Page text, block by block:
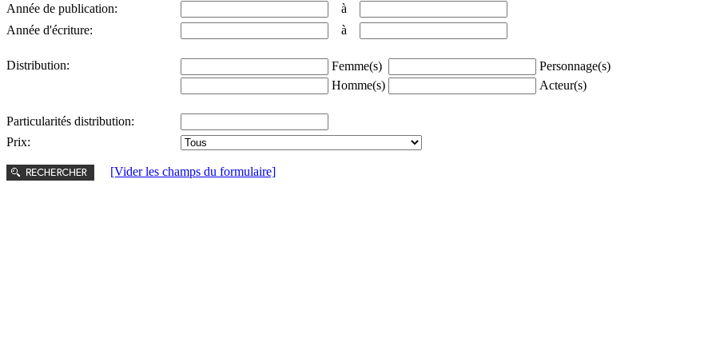
Année de publication:
à
Année d'écriture:
à
Distribution: Femme(s)
Personnage(s)
Homme(s)
Acteur(s)
Particularités distribution:
Prix:
[Vider les champs du formulaire]